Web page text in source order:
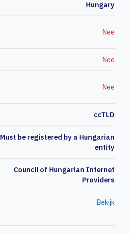
Hungary
Nee
Nee
Nee
ccTLD
Must be registered by a Hungarian
entity
Council of Hungarian Internet
Providers
Bekijk